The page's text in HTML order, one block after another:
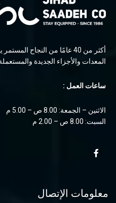
أكثر من 40 عامًا من النجاح
المعدات والأجزاء الجديدة
ساعات العمل :
الاثنين – الجمعة: 8.00 ص – 5.00 م
السبت: 8.00 ص – 2.00 م
معلومات الإتصال